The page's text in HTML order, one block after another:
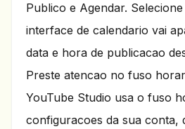
Publico e Agendar.
interface de calendario vai
data e hora de publicacao
Preste atencao no fuso
YouTube Studio usa o fuso
configuracoes da sua conta,